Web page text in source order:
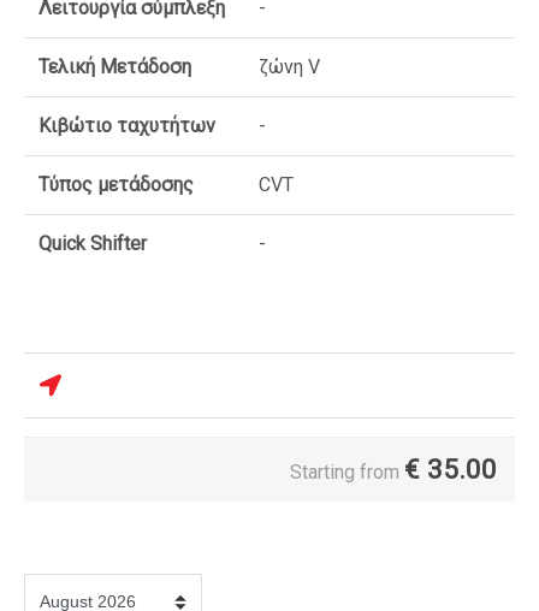
Λειτουργία σύμπλεξη -
Τελική Μετάδοση ζώνη V
Κιβώτιο ταχυτήτων -
Τύπος μετάδοσης CVT
Quick Shifter -
Starting from € 35.00